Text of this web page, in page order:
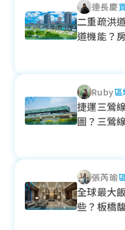
各季房價趨勢
近一年成交單價
93.23萬元/坪
連長慶
二重疏洪
道機能？
Ruby
捷運三鶯
圖？三鶯
張芮瑜
全球最大
些？板橋